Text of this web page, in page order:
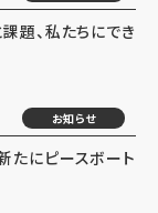
題、私たちにでき
お知らせ
たにピースボート